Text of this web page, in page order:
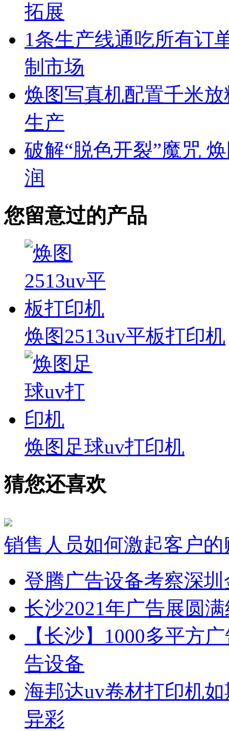
拓展
1条生产线通吃所有订
制市场
焕图写真机配置千米
生产
破解“脱色开裂”魔咒
润
您留意过的产品
焕图2513uv平板打印机
焕图足球uv打印机
猜您还喜欢
销售人员如何激起客户的
登腾广告设备考察深
长沙2021年广告展圆
【长沙】1000多平方
告设备
海邦达uv卷材打印机
异彩